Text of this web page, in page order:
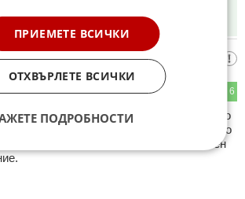
6
се обърнат след гласа ѝ" - вярно е, много
стила пеене, който си е избрала. Като
до служебен автомобил в специален
ПРИЕМЕТЕ ВСИЧКИ
ОТХВЪРЛЕТЕ ВСИЧКИ
ПОДРОБНОСТИ